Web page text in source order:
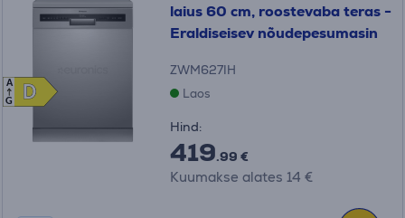
D
D
A
G
laius 60 cm, roostevaba teras -
Eraldiseisev nõudepesumasin
ZWM627IH
Laos
Hind:
419.99 €
Kuumakse alates 14 €